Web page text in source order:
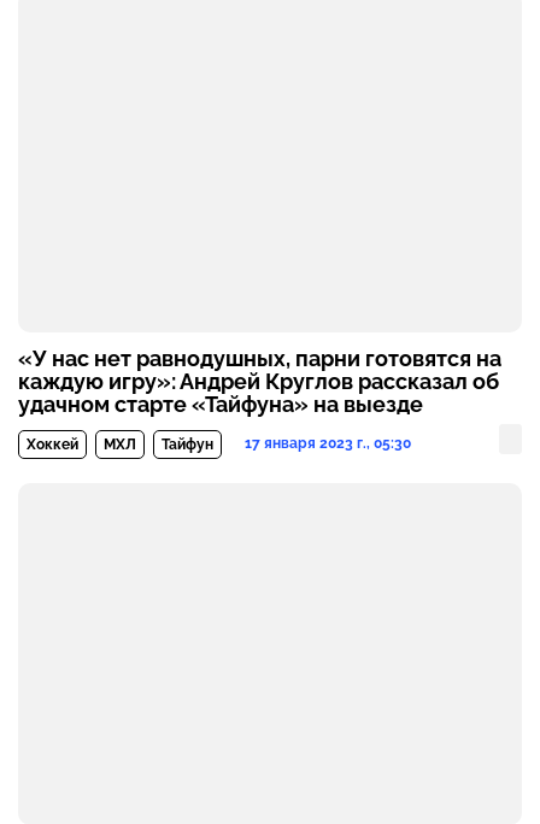
«У нас нет равнодушных, парни готовятся на
каждую игру»: Андрей Круглов рассказал об
удачном старте «Тайфуна» на выезде
Хоккей МХЛ Тайфун 17 января 2023 г., 05:30